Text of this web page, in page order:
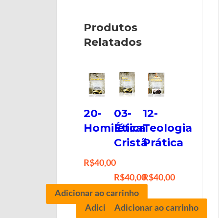
Produtos
Relatados
20-
Homilética
R$40,00
Adicionar ao carrinho
03-
Ética
Cristã
R$40,00
Adicionar ao carrinho
12-
Teologia
Prática
R$40,00
Adicionar ao carrinho